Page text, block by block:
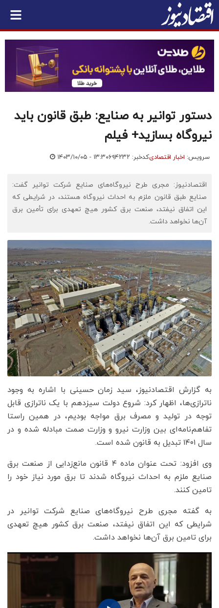
دستور توانیر به صنایع: طبق قانون باید
نیروگاه بسازید+ فیلم
سرویس: اخبار اقتصادیکدخبر: ۶۹۴۲۳۲ ۱۴۰۳/۱۰/۰۵ - ۱۳:۳۰
اقتصادنیوز: مجری طرح نیروگاه‌های صنایع شرکت توانیر گفت:
صنایع طبق قانون ملزم به احداث نیروگاه هستند، در شرایطی که
این اتفاق نیفتد، صنعت برق کشور هیچ تعهدی برای تأمین برق
آن‌ها نخواهد داشت.
به گزارش اقتصادنیوز، سید زمان حسینی با اشاره به وجود
ناترازی‌ها، اظهار کرد: شروع دولت سیزدهم با یک ناترازی قابل
توجه در تولید و مصرف برق مواجه بودیم، در همین راستا
تفاهم‌نامه‌ای بین وزارت نیرو و وزارت صمت مبادله شده و در
سال ۱۴۰۱ تبدیل به قانون شده است.
وی افزود: تحت عنوان ماده ۴ قانون مانع‌زدایی از صنعت برق
صنایع ملزم به احداث نیروگاه‌ شدند تا برق مورد نیاز خود را
تامین کنند.
به گفته مجری طرح نیروگاه‌های صنایع شرکت توانیر در
شرایطی که این اتفاق نیفتد، صنعت برق کشور هیچ تعهدی
برای تامین برق آن‌ها نخواهد داشت.